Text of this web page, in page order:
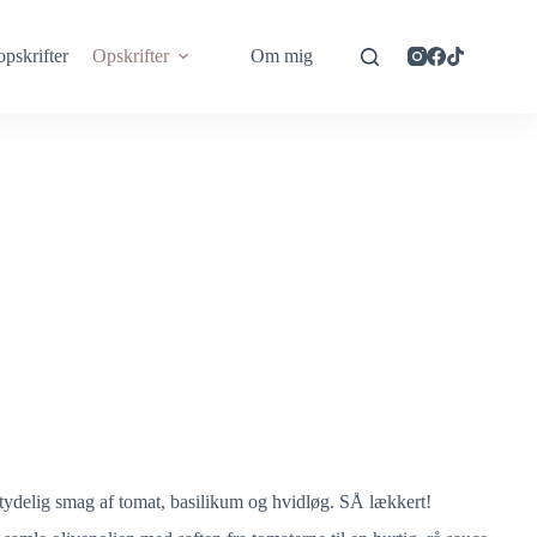
Opskrifter Om mig
tydelig smag af tomat, basilikum og hvidløg. SÅ lækkert!